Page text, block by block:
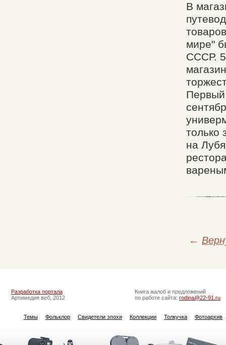
В
мире"
СССР.
Первый
только
на
←
Разработка портала
Артимедия веб, 2012
Книга жалоб и предложений
по работе сайта: rodina@22-91.ru
Темы Фольклор Свидетели эпохи Коллекции Толкучка Фотоархив